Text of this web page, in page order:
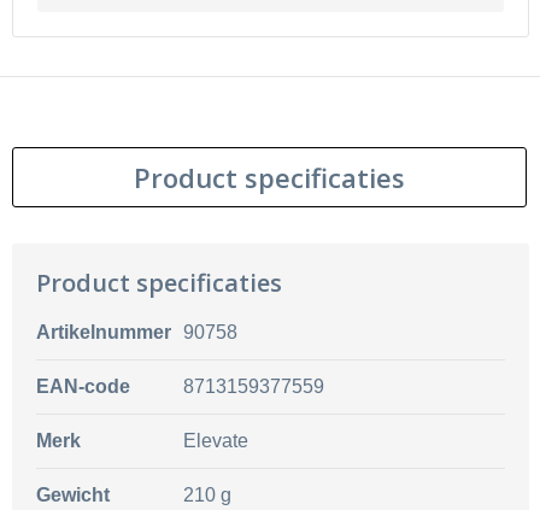
Product specificaties
Product specificaties
Artikelnummer 90758
EAN-code 8713159377559
Merk Elevate
Gewicht 210 g